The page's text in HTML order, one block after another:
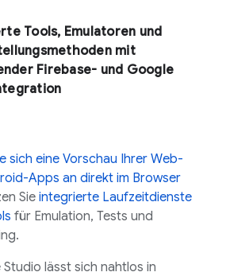
Tools, Emulatoren und
mit
Firebase- und Google
sich eine Vorschau Ihrer Web-
Apps an direkt im Browser
Sie integrierte Laufzeitdienste
für Emulation, Tests und
Studio lässt sich nahtlos in